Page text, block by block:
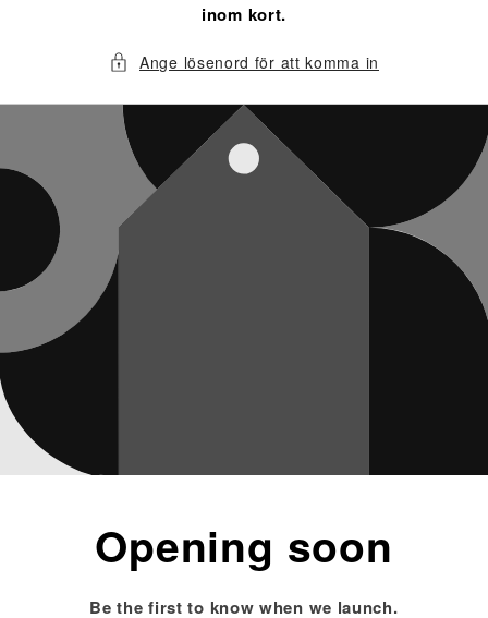
inom kort.
Ange lösenord för att komma in
Opening soon
Be the first to know when we launch.